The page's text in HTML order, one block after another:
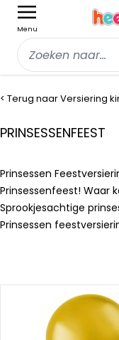
Menu
< Terug naar Versiering
PRINSESSENFEEST
Prinsessen
Prinsessenfeest! Waar
Sprookjesachtige
Prinsessen